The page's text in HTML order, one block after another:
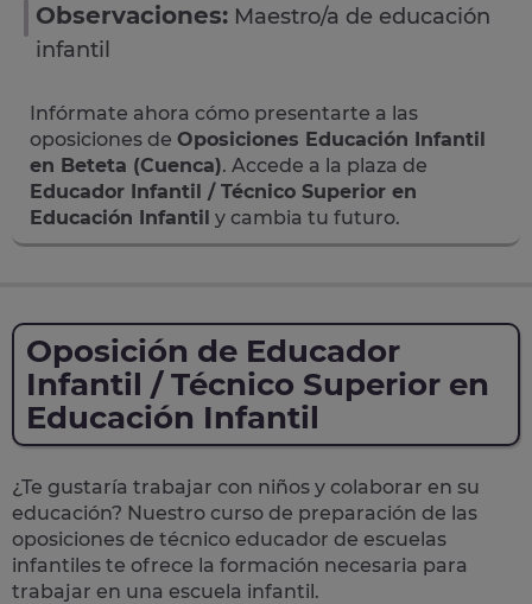
Observaciones: Maestro/a de educación
infantil
Infórmate ahora cómo presentarte a las
oposiciones de Oposiciones Educación Infantil
en Beteta (Cuenca). Accede a la plaza de
Educador Infantil / Técnico Superior en
Educación Infantil y cambia tu futuro.
Oposición de Educador
Infantil / Técnico Superior en
Educación Infantil
¿Te gustaría trabajar con niños y colaborar en su
educación? Nuestro curso de preparación de las
oposiciones de técnico educador de escuelas
infantiles te ofrece la formación necesaria para
trabajar en una escuela infantil.